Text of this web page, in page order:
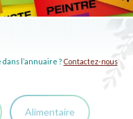
l’annuaire ? Contactez-nous
Alimentaire